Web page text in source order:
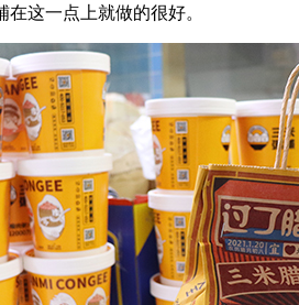
这一点上就做的很好。